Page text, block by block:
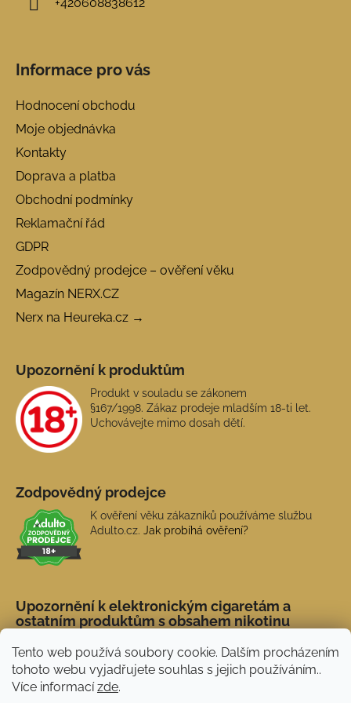
Tento web používá soubory cookie. Dalším procházením
tohoto webu vyjadřujete souhlas s jejich používáním..
Více informacízde.
+420608838612
Informace pro vás
Hodnocení obchodu
Moje objednávka
Kontakty
Doprava a platba
Obchodní podmínky
Reklamační řád
GDPR
Zodpovědný prodejce – ověření věku
Magazín NERX.CZ
Nerx na Heureka.cz →
Upozornění k produktům
Produkt v souladu se zákonem
§167/1998. Zákaz prodeje mladším 18-ti let.
Uchovávejte mimo dosah dětí.
Zodpovědný prodejce
K ověření věku zákazníků používáme službu
Adulto.cz. Jak probíhá ověření?
Upozornění k elektronickým cigaretám a
ostatním produktům s obsahem nikotinu